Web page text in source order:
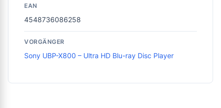
EAN
4548736086258
VORGÄNGER
Sony UBP-X800 – Ultra HD Blu-ray Disc Player